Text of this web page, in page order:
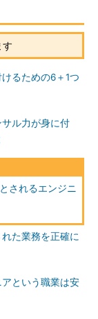
す
るための6＋1つ
ル力が身に付
されるエンジニ
た業務を正確に
という職業は安